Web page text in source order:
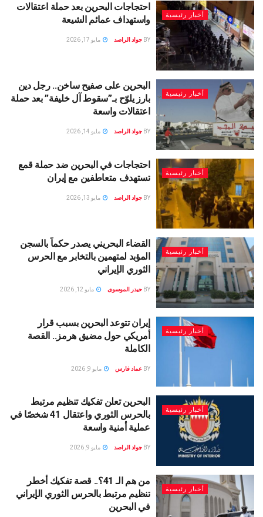
أخبار رئيسية
احتجاجات البحرين بعد حملة اعتقالات
واستهداف عمائم الشيعة
BY جواد الراصد مايو 17, 2026
أخبار رئيسية
البحرين على صفيح ساخن.. رجل دين
بارز يلوّح بـ”سقوط آل خليفة” بعد حملة
اعتقالات واسعة
BY جواد الراصد مايو 14, 2026
أخبار رئيسية
احتجاجات في البحرين ضد حملة قمع
تستهدف متعاطفين مع إيران
BY جواد الراصد مايو 13, 2026
أخبار رئيسية
القضاء البحريني يصدر حكماً بالسجن
المؤبد لمتهمين بالتخابر مع الحرس
الثوري الإيراني
BY حيدر الموسوى مايو 12, 2026
أخبار رئيسية
إيران تتوعد البحرين بسبب قرار
أمريكي حول مضيق هرمز.. القصة
الكاملة
BY عماد فارس مايو 9, 2026
أخبار رئيسية
البحرين تعلن تفكيك تنظيم مرتبط
بالحرس الثوري واعتقال 41 شخصًا في
عملية أمنية واسعة
BY جواد الراصد مايو 9, 2026
أخبار رئيسية
من هم الـ 41؟.. قصة تفكيك أخطر
تنظيم مرتبط بالحرس الثوري الإيراني
في البحرين